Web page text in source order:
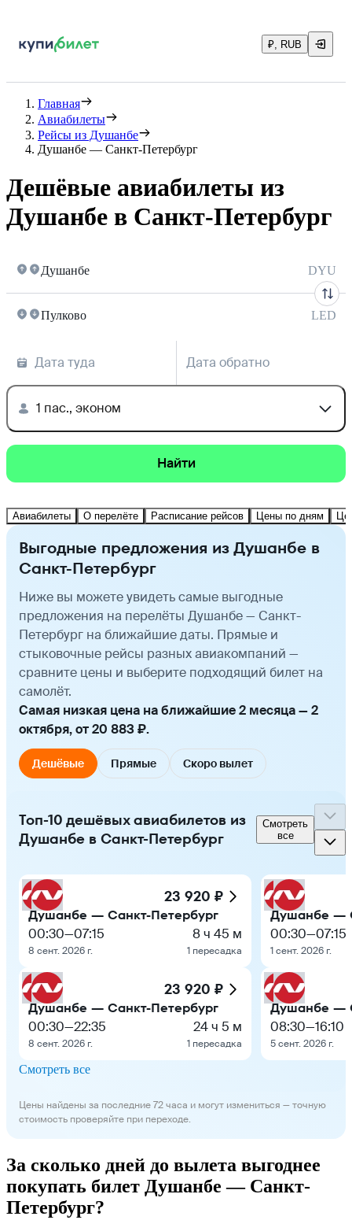
₽, RUB
Главная
Авиабилеты
Рейсы из Душанбе
Душанбе — Санкт-Петербург
Дешёвые авиабилеты из
Душанбе в Санкт-Петербург
Душанбе DYU
Пулково LED
Дата туда Дата обратно
1 пас., эконом
Найти
Авиабилеты О перелёте Расписание рейсов Цены по дням
Выгодные предложения из Душанбе в
Санкт-Петербург
Ниже вы можете увидеть самые выгодные
предложения на перелёты Душанбе — Санкт-
Петербург на ближайшие даты. Прямые и
стыковочные рейсы разных авиакомпаний —
сравните цены и выберите подходящий билет на
самолёт.
Самая низкая цена на ближайшие 2 месяца — 2
октября, от 20 883 ₽.
Дешёвые Прямые Скоро вылет
Топ-10 дешёвых авиабилетов из
Душанбе в Санкт-Петербург
Смотреть
все
23 920 ₽
Душанбе — Санкт-Петербург
00:30—07:15
8 сент. 2026 г.
8 ч 45 м
1 пересадка
23 920 ₽
Душанбе — Санкт-Петербург
00:30—22:35
8 сент. 2026 г.
24 ч 5 м
1 пересадка
Душанбе —
00:30—07:15
1 сент. 2026 г.
Душанбе —
08:30—16:10
5 сент. 2026 г.
Смотреть все
Цены найдены за последние 72 часа и могут измениться — точную
стоимость проверяйте при переходе.
За сколько дней до вылета выгоднее
покупать билет Душанбе — Санкт-
Петербург?